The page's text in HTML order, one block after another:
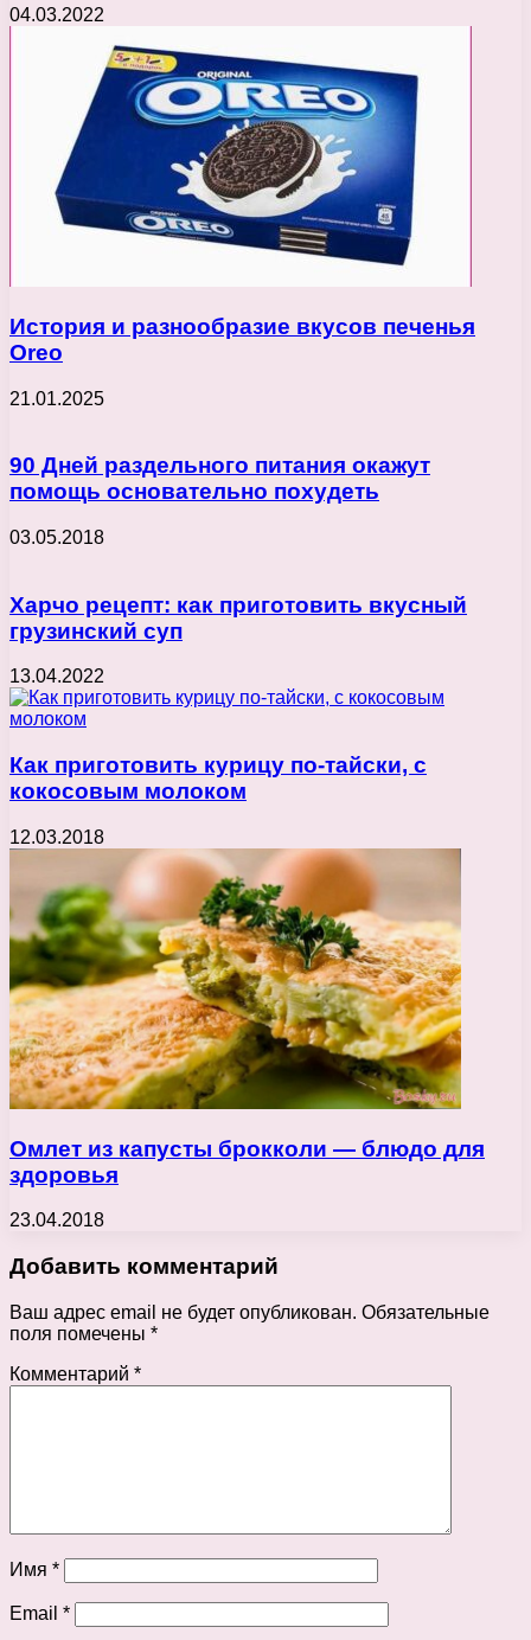
04.03.2022
История и разнообразие вкусов печенья
Oreo
21.01.2025
90 Дней раздельного питания окажут
помощь основательно похудеть
03.05.2018
Харчо рецепт: как приготовить вкусный
грузинский суп
13.04.2022
Как приготовить курицу по-тайски, с
кокосовым молоком
12.03.2018
Омлет из капусты брокколи — блюдо для
здоровья
23.04.2018
Добавить комментарий
Ваш адрес email не будет опубликован. Обязательные
поля помечены *
Комментарий *
Имя *
Email *